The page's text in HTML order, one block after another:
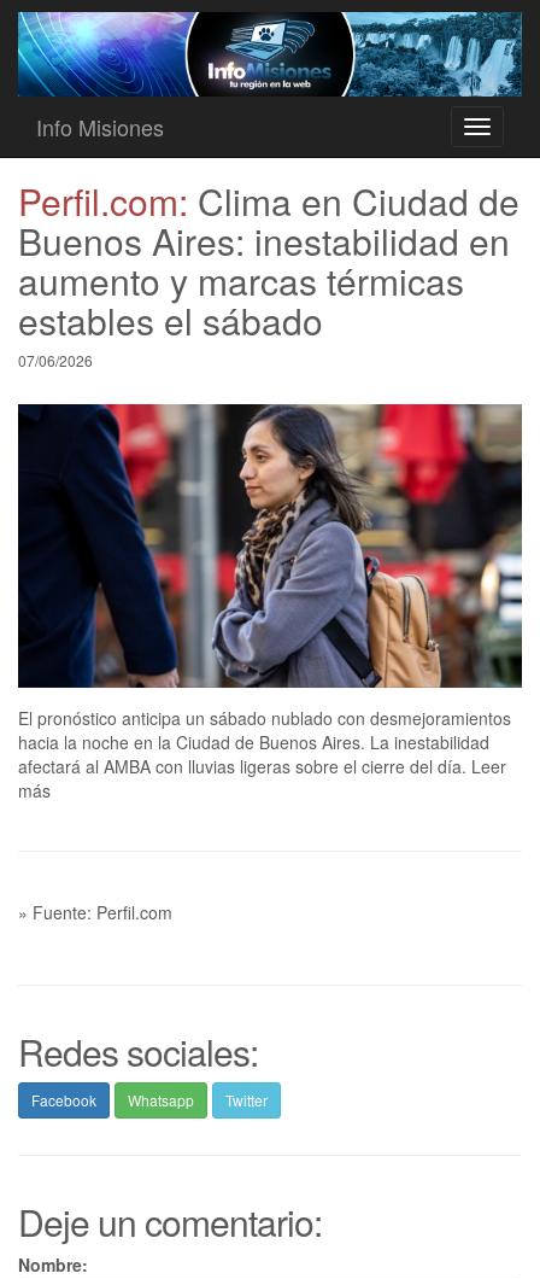
Toggle
Info Misiones
Perfil.com: Clima en Ciudad de
Buenos Aires: inestabilidad en
aumento y marcas térmicas
estables el sábado
07/06/2026
El pronóstico anticipa un sábado nublado con desmejoramientos
hacia la noche en la Ciudad de Buenos Aires. La inestabilidad
afectará al AMBA con lluvias ligeras sobre el cierre del día. Leer
más
» Fuente: Perfil.com
Redes sociales:
Facebook Whatsapp Twitter
Deje un comentario:
Nombre: